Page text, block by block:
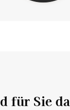
für Sie da